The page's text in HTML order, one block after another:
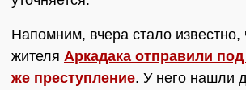
Напомним, вчера стало известно,
жителя Аркадака отправили под
же преступление. У него нашли